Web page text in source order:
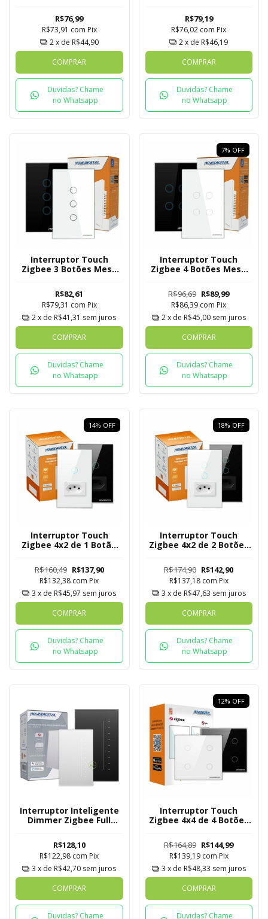
R$76,99
R$73,91 com Pix
2x de R$44,90
COMPRAR
Duvidas? Chame
no Whatsapp
R$79,19
R$76,02 com Pix
2x de R$46,19
COMPRAR
Duvidas? Chame
no Whatsapp
Interruptor Touch
Zigbee 3 Botões Mesh
R$82,61
R$79,31 com Pix
2x de R$41,31 sem juros
COMPRAR
Duvidas? Chame
no Whatsapp
7% OFF
Interruptor Touch
Zigbee 4 Botões Mesh
R$96,69 R$89,99
R$86,39 com Pix
2x de R$45,00 sem juros
COMPRAR
Duvidas? Chame
no Whatsapp
14% OFF
Interruptor Touch
Zigbee 4x2 de 1 Botão
R$160,49 R$137,90
R$132,38 com Pix
3 x de R$45,97 sem juros
COMPRAR
Duvidas? Chame
no Whatsapp
18% OFF
Interruptor Touch
Zigbee 4x2 de 2 Botões
R$174,90 R$142,90
R$137,18 com Pix
3 x de R$47,63 sem juros
COMPRAR
Duvidas? Chame
no Whatsapp
Interruptor Inteligente
Dimmer Zigbee Full
R$128,10
R$122,98 com Pix
3 x de R$42,70 sem juros
COMPRAR
Duvidas? Chame
12% OFF
Interruptor Touch
Zigbee 4x4 de 4 Botões
R$164,89 R$144,99
R$139,19 com Pix
3 x de R$48,33 sem juros
COMPRAR
Duvidas? Chame